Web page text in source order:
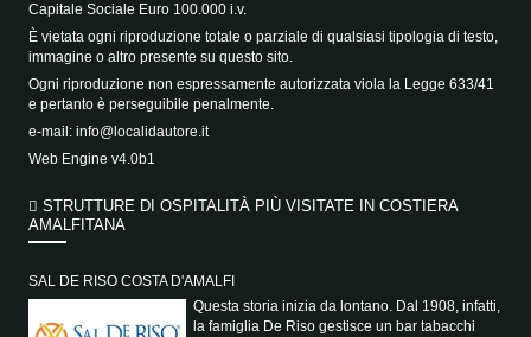
Capitale Sociale Euro 100.000 i.v.
È vietata ogni riproduzione totale o parziale di qualsiasi tipologia di testo,
immagine o altro presente su questo sito.
Ogni riproduzione non espressamente autorizzata viola la Legge 633/41
e pertanto è perseguibile penalmente.
e-mail: info@localidautore.it
Web Engine v4.0b1
STRUTTURE DI OSPITALITÀ PIÙ VISITATE IN COSTIERA
AMALFITANA
SAL DE RISO COSTA D'AMALFI
Questa storia inizia da lontano. Dal 1908, infatti,
la famiglia De Riso gestisce un bar tabacchi